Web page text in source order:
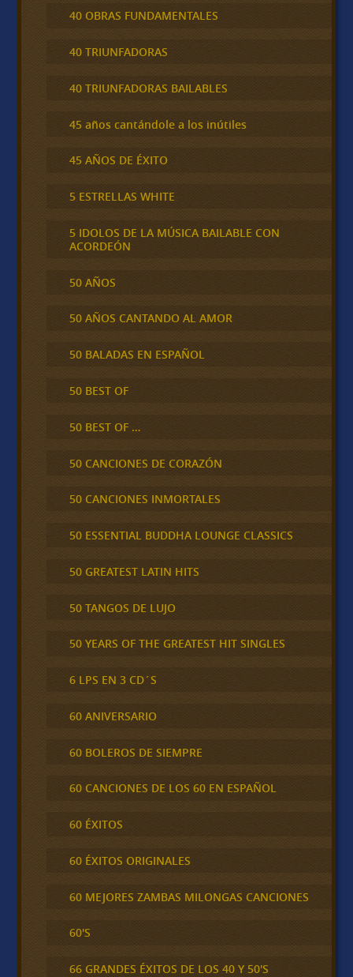
40 OBRAS FUNDAMENTALES
40 TRIUNFADORAS
40 TRIUNFADORAS BAILABLES
45 años cantándole a los inútiles
45 AÑOS DE ÉXITO
5 ESTRELLAS WHITE
5 IDOLOS DE LA MÚSICA BAILABLE CON
ACORDEÓN
50 AÑOS
50 AÑOS CANTANDO AL AMOR
50 BALADAS EN ESPAÑOL
50 BEST OF
50 BEST OF …
50 CANCIONES DE CORAZÓN
50 CANCIONES INMORTALES
50 ESSENTIAL BUDDHA LOUNGE CLASSICS
50 GREATEST LATIN HITS
50 TANGOS DE LUJO
50 YEARS OF THE GREATEST HIT SINGLES
6 LPS EN 3 CD´S
60 ANIVERSARIO
60 BOLEROS DE SIEMPRE
60 CANCIONES DE LOS 60 EN ESPAÑOL
60 ÉXITOS
60 ÉXITOS ORIGINALES
60 MEJORES ZAMBAS MILONGAS CANCIONES
60'S
66 GRANDES ÉXITOS DE LOS 40 Y 50'S